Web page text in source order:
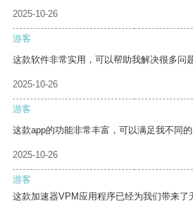
2025-10-26
游客
这款软件非常实用，可以帮助我解决很多问题
2025-10-26
游客
这款app的功能非常丰富，可以满足我不同的
2025-10-26
游客
这款加速器VPM应用程序已经为我们带来了